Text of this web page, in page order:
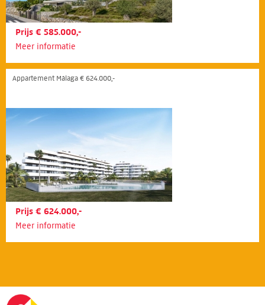
Prijs € 585.000,-
Meer informatie
Appartement Málaga € 624.000,-
Prijs € 624.000,-
Meer informatie